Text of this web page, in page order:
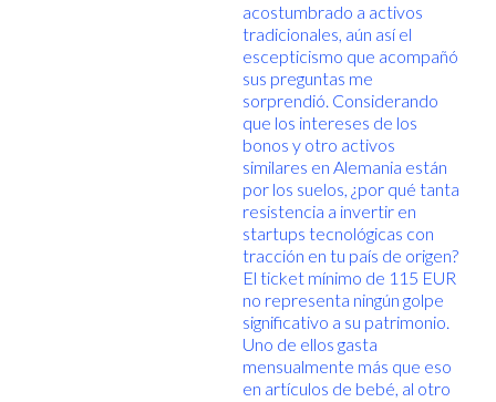
acostumbrado a activos
tradicionales, aún así el
escepticismo que acompañó
sus preguntas me
sorprendió. Considerando
que los intereses de los
bonos y otro activos
similares en Alemania están
por los suelos, ¿por qué tanta
resistencia a invertir en
startups tecnológicas con
tracción en tu país de origen?
El ticket mínimo de 115 EUR
no representa ningún golpe
significativo a su patrimonio.
Uno de ellos gasta
mensualmente más que eso
en artículos de bebé, al otro